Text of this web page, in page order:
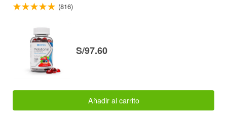
(816)
S/97.60
Añadir al carrito